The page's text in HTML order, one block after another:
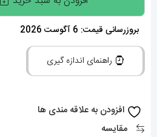
مردانه
پتک
فیلیپ
ناتیلوس
Patek
Philippe
بروزرسانی قیمت: 6 آگوست 2026
راهنمای اندازه گیری
افزودن به علاقه مندی ها
مقایسه